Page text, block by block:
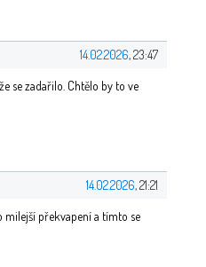
14.02.2026, 23:47
se zadařilo. Chtělo by to ve
14.02.2026, 21:21
milejší překvapení a tímto se